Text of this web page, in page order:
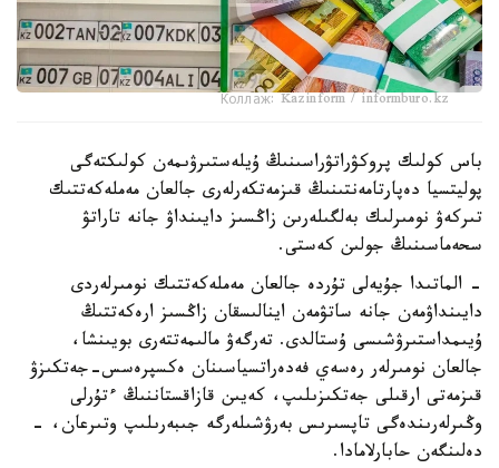
Коллаж: Kazinform / informburo.kz
باس كولىك پروكۋراتۋراسىنىڭ ۇيلەستىرۋىمەن كولىكتەگى
پوليتسيا دەپارتامەنتىنىڭ قىزمەتكەرلەرى جالعان مەملەكەتتىك
تىركەۋ نومىرلىك بەلگىلەرىن زاڭسىز دايىنداۋ جانە تاراتۋ
سحەماسىنىڭ جولىن كەستى.
- الماتىدا جۇيەلى تۇردە جالعان مەملەكەتتىك نومىرلەردى
دايىنداۋمەن جانە ساتۋمەن اينالىسقان زاڭسىز ارەكەتتىڭ
ۇيىمداستىرۋشىسى ۇستالدى. تەرگەۋ مالىمەتتەرى بويىنشا،
جالعان نومىرلەر رەسەي فەدەراتسياسىنان ەكسپرەسس-جەتكىزۋ
قىزمەتى ارقىلى جەتكىزىلىپ، كەيىن قازاقستاننىڭ ءتۇرلى
وڭىرلەرىندەگى تاپسىرىس بەرۋشىلەرگە جىبەرىلىپ وتىرعان، -
دەلىنگەن حابارلامادا.